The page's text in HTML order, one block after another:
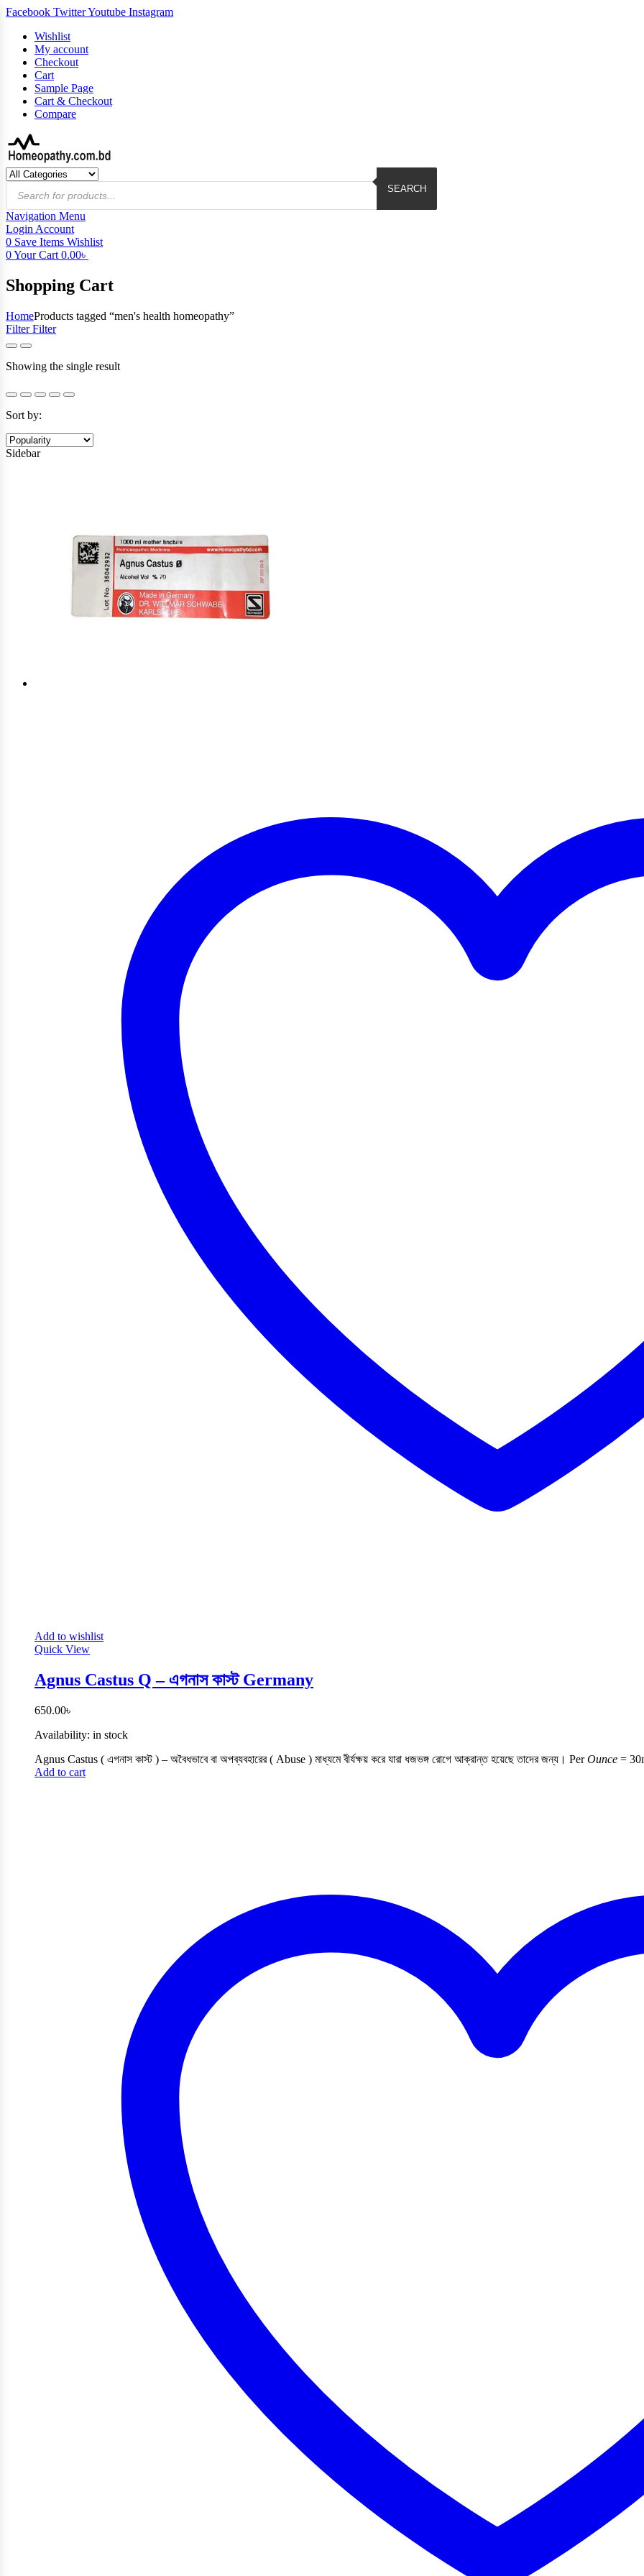
Facebook TwitterYoutube Instagram
Wishlist
My account
Checkout
Cart
Sample Page
Cart & Checkout
Compare
Products
search
SEARCH
Navigation Menu
Login Account
0 Save Items Wishlist
0Your Cart 0.00৳
Shopping Cart
HomeProducts tagged “men's health homeopathy”
FilterFilter
Showing the single result
Sort by:
Sidebar
Add to wishlist
Quick View
Agnus Castus Q – এগনাস কাস্ট Germany
650.00৳
Availability: in stock
Agnus Castus ( এগনাস কাস্ট ) – অবৈধভাবে বা অপব্যবহারের ( Abuse ) মাধ্যমে বীর্যক্ষয় করে যারা ধজভঙ্গ রোগে আক্রান্ত হয়েছে তাদের জন্য। PerOunce =
Add to cart